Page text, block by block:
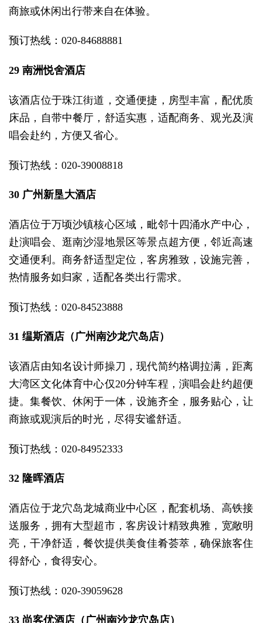
商旅或休闲出行带来自在体验。
预订热线：020-84688881
29 南洲悦舍酒店
该酒店位于珠江街道，交通便捷，房型丰富，配优质
床品，自带中餐厅，舒适实惠，适配商务、观光及演
唱会赴约，方便又省心。
预订热线：020-39008818
30 广州新垦大酒店
酒店位于万顷沙镇核心区域，毗邻十四涌水产中心，
赴演唱会、逛南沙湿地景区等景点超方便，邻近高速
交通便利。商务舒适型定位，客房雅致，设施完善，
热情服务如归家，适配各类出行需求。
预订热线：020-84523888
31 缊斯酒店（广州南沙龙穴岛店）
该酒店由知名设计师操刀，现代简约格调拉满，距离
大湾区文化体育中心仅20分钟车程，演唱会赴约超便
捷。集餐饮、休闲于一体，设施齐全，服务贴心，让
商旅或观演后的时光，尽得安谧舒适。
预订热线：020-84952333
32 隆晖酒店
酒店位于龙穴岛龙城商业中心区‌‌，配套机场、高铁接
送服务‌，拥有大型超市，‌客房设计精致典雅，‌宽敞明
亮，‌干净舒适，‌餐饮提供美食佳肴荟萃，‌确保旅客住
得舒心，食得安心。
预订热线：020-39059628
33 尚客优酒店（广州南沙龙穴岛店）